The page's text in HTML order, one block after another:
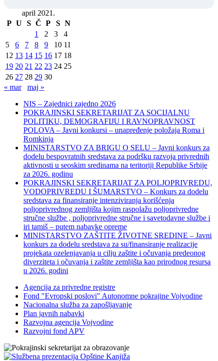
april 2021.
P U S Č P S N
1
2 3
4
5
6 7 8 9 10 11
12 13 14 15 16 17 18
19 20 21 22 23 24 25
26 27 28 29 30
« mar
maj »
NIS – Zajednici zajedno 2026
POKRAJINSKI SEKRETARIJAT ZA SOCIJALNU
POLITIKU, DEMOGRAFIJU I RAVNOPRAVNOST
POLOVA – Javni konkursi – unapređenje položaja Roma i
Romkinja
MINISTARSTVO ZA BRIGU O SELU – Javni konkurs za
dodelu bespovratnih sredstava za podršku razvoja privrednih
aktivnosti u seoskim sredinama na teritoriji Republike Srbije
za 2026. godinu
POKRAJINSKI SEKRETARIJAT ZA POLJOPRIVREDU,
VODOPRIVREDU I ŠUMARSTVO – Konkurs za dodelu
sredstava za finansiranje intenziviranja korišćenja
poljoprivrednog zemljišta kojim raspolažu poljoprivredne
stručne službe , poljoprivredne stručne i savetodavne službe i
iri tamiš ‒ putem nabavke opreme
MINISTARSTVO ZAŠTITE ŽIVOTNE SREDINE – Javni
konkurs za dodelu sredstava za su/finansiranje realizacije
projekata ozelenjavanja u cilju zaštite i očuvanja predeonog
diverziteta i očuvanja i zaštite zemljišta kao prirodnog resursa
u 2026. godini
Agencija za privredne registre
Fond "Evropski poslovi" Autonomne pokrajine Vojvodine
Nacionalna služba za zapošljavanje
Plan javnih nabavki
Razvojna agencija Vojvodine
Razvojni fond APV